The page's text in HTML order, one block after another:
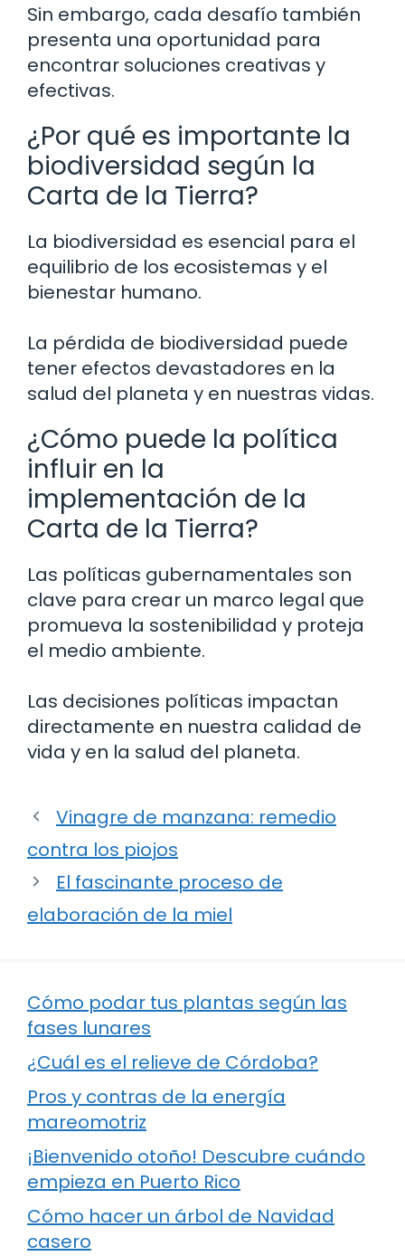
Sin embargo, cada desafío también
presenta una oportunidad para
encontrar soluciones creativas y
efectivas.
¿Por qué es importante la
biodiversidad según la
Carta de la Tierra?
La biodiversidad es esencial para el
equilibrio de los ecosistemas y el
bienestar humano.
La pérdida de biodiversidad puede
tener efectos devastadores en la
salud del planeta y en nuestras vidas.
¿Cómo puede la política
influir en la
implementación de la
Carta de la Tierra?
Las políticas gubernamentales son
clave para crear un marco legal que
promueva la sostenibilidad y proteja
el medio ambiente.
Las decisiones políticas impactan
directamente en nuestra calidad de
vida y en la salud del planeta.
Vinagre de manzana: remedio
contra los piojos
El fascinante proceso de
elaboración de la miel
Cómo podar tus plantas según las
fases lunares
¿Cuál es el relieve de Córdoba?
Pros y contras de la energía
mareomotriz
¡Bienvenido otoño! Descubre cuándo
empieza en Puerto Rico
Cómo hacer un árbol de Navidad
casero